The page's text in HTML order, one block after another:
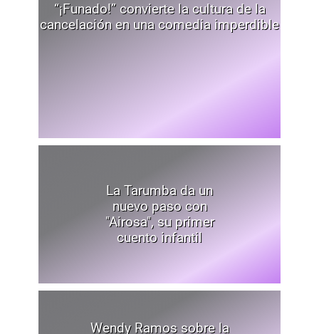
“¡Funado!” convierte la cultura de la
cancelación en una comedia imperdible
La Tarumba da un
nuevo paso con
"Airosa", su primer
cuento infantil
Wendy Ramos sobre la